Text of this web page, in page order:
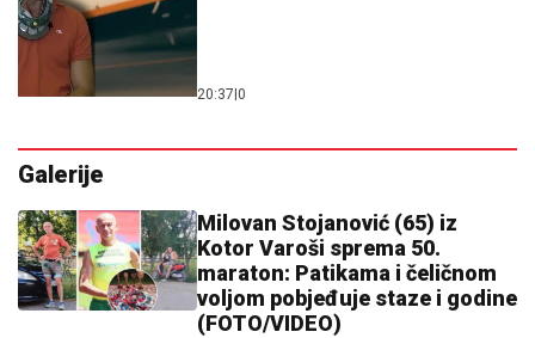
20:37 0
Galerije
Milovan Stojanović (65) iz
Kotor Varoši sprema 50.
maraton: Patikama i čeličnom
voljom pobjeđuje staze i godine
(FOTO/VIDEO)